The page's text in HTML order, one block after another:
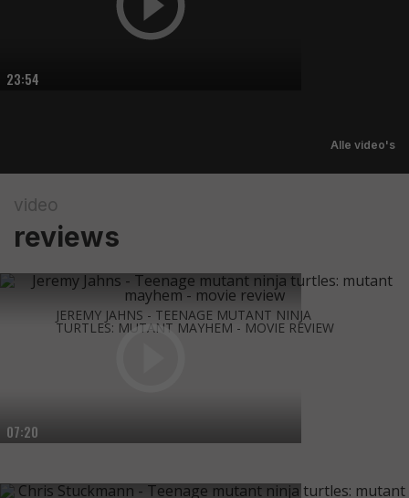
23:54
Alle video's
video
reviews
07:20
JEREMY JAHNS - TEENAGE MUTANT NINJA
TURTLES: MUTANT MAYHEM - MOVIE REVIEW